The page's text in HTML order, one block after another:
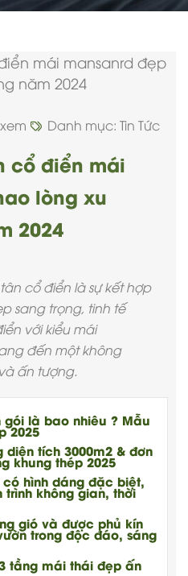
Danh mục: Tin Tức
cổ điển mái
lòng xu
2024
cổ điển là sự kết hợp
sang trọng, tinh tế
với kiểu mái
đến một không
ấn tượng.
là bao nhiêu ? Mẫu
2025
tích 3000m2 & đơn
khung thép 2025
hình dáng đặc biệt,
không gian, thời
gió và được phủ kín
trong độc đáo, sáng
tầng mái thái đẹp ấn